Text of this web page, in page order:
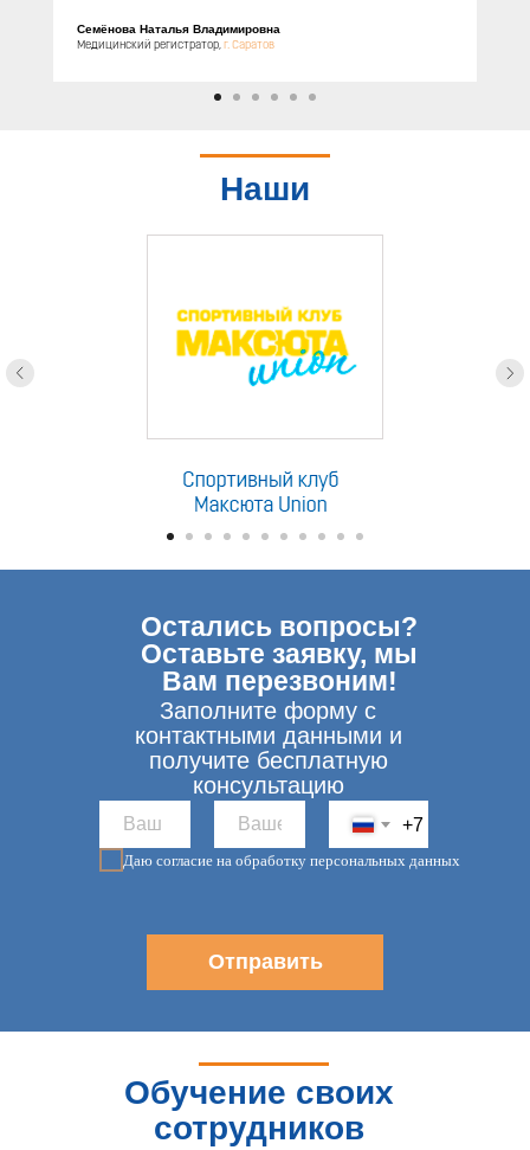
Семёнова Наталья Владимировна
Медицинский регистратор,г. Саратов
Наши
партнеры
+7
Даю согласие на обработку персональных данных
Отправить
Остались вопросы?
Оставьте заявку, мы
Вам перезвоним!
Заполните форму с
контактными данными и
получите бесплатную
консультацию
Обучение своих
сотрудников